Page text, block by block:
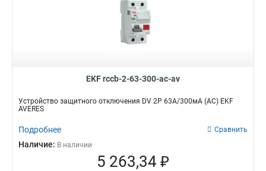
EKF rccb-2-63-300-ac-av
Устройство защитного отключения DV 2P 63А/300мА (AC) EKF
AVERES
Подробнее Сравнить
Наличие: В наличии
5 263,34 ₽